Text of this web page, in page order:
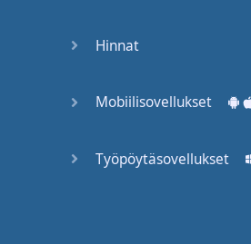
Hinnat
Mobiilisovellukset
Työpöytäsovellukset